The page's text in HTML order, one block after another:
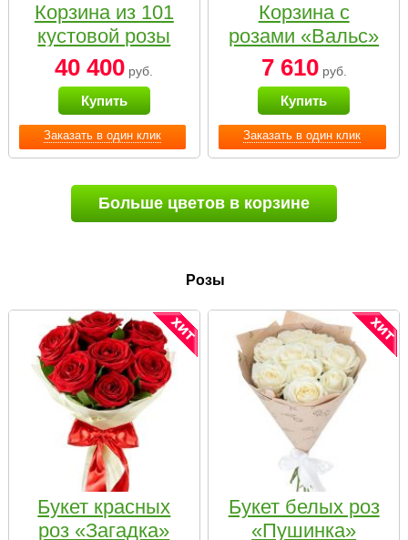
Заказать в один клик
Корзина из 101
кустовой розы
нежных тонов
40 400 руб.
Купить
Заказать в один клик
Корзина с
розами «Вальс»
7 610руб.
Купить
Больше цветов в корзине
Розы
Букет красных
роз «Загадка»
Букет белых роз
«Пушинка»